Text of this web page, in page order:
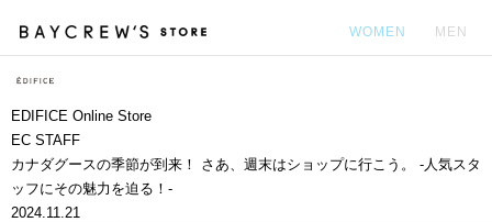
WOMEN MEN
EDIFICE Online Store
EC STAFF
カナダグースの季節が到来！ さあ、週末はショップに行こう。 -人気スタ
ッフにその魅力を迫る！-
2024.11.21